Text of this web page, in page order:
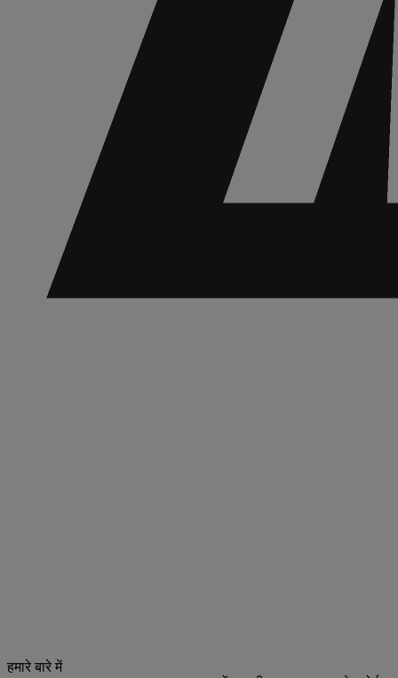
हमारे बारे में